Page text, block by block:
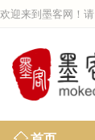
欢迎来到墨客网！请